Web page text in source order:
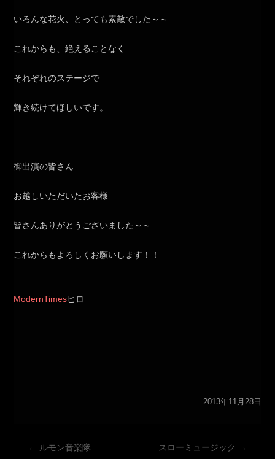
いろんな花火、とっても素敵でした～～
これからも、絶えることなく
それぞれのステージで
輝き続けてほしいです。
御出演の皆さん
お越しいただいたお客様
皆さんありがとうございました～～
これからもよろしくお願いします！！
ModernTimesヒロ
2013年11月28日
投
← ルモン音楽隊 スローミュージック →